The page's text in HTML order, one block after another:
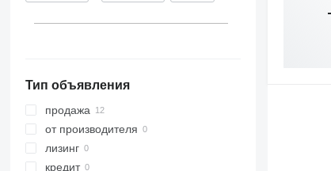
Тип объявления
продажа
от производителя
лизинг
кредит